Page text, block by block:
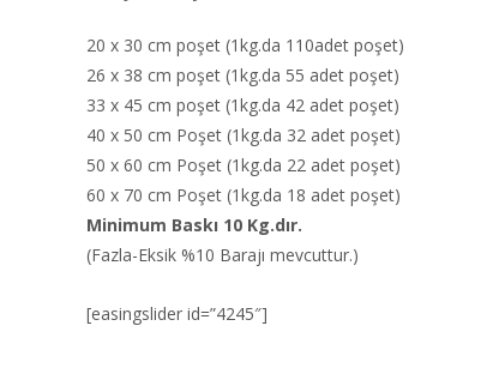
20 x 30 cm poşet (1kg.da 110adet poşet)
26 x 38 cm poşet (1kg.da 55 adet poşet)
33 x 45 cm poşet (1kg.da 42 adet poşet)
40 x 50 cm Poşet (1kg.da 32 adet poşet)
50 x 60 cm Poşet (1kg.da 22 adet poşet)
60 x 70 cm Poşet (1kg.da 18 adet poşet)
Minimum Baskı 10 Kg.dır.
(Fazla-Eksik %10 Barajı mevcuttur.)
[easingslider id=”4245″]